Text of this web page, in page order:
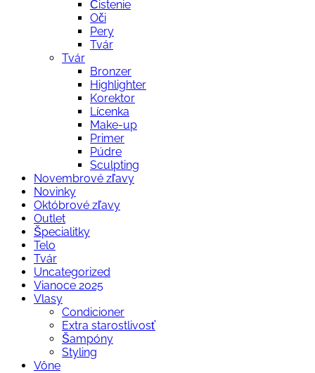
Čistenie
Oči
Pery
Tvár
Tvár
Bronzer
Highlighter
Korektor
Lícenka
Make-up
Primer
Púdre
Sculpting
Novembrové zľavy
Novinky
Októbrové zľavy
Outlet
Špecialitky
Telo
Tvár
Uncategorized
Vianoce 2025
Vlasy
Condicioner
Extra starostlivosť
Šampóny
Styling
Vône